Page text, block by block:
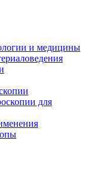
и медицины
для